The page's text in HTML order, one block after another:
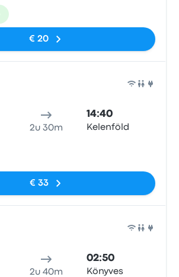
€ 20
2u 30m
14:40
Kelenföld
€ 33
2u 40m
02:50
Könyves